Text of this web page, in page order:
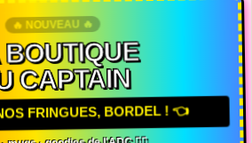
🔥 NOUVEAU 🔥
CAPTAIN
FRINGUES, BORDEL ! 👈